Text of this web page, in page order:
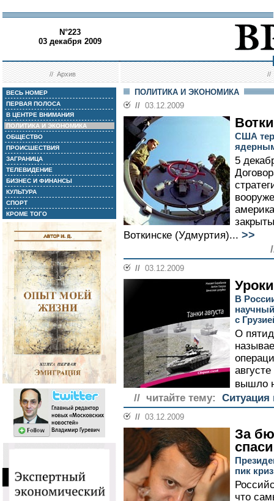
N°223
03 декабря 2009
//Архив //
ВЕСЬ НОМЕР
ПЕРВАЯ ПОЛОСА
В ЦЕНТРЕ ВНИМАНИЯ
ПОЛИТИКА И ЭКОНОМИКА
ОБЩЕСТВО
ПРОИСШЕСТВИЯ
ЗАГРАНИЦА
ТЕЛЕВИДЕНИЕ
БИЗНЕС И ФИНАНСЫ
КУЛЬТУРА
СПОРТ
КРОМЕ ТОГО
ПОЛИТИКА И ЭКОНОМИКА
// 03.12.2009
США
5
Воткинске (Удмуртия)... >>
// 03.12.2009
В
с
О
вышло
// читайте тему:
Ситуация
// 03.12.2009
За
пик
что